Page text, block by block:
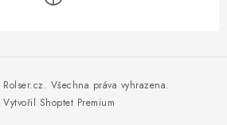
Vytvořil Shoptet Premium
Rolser.cz. Všechna práva vyhrazena.